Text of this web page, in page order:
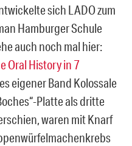
sich LADO zum
Hamburger Schule
auch noch mal hier:
Oral History in 7
eigener Band Kolossale
Platte als dritte
waren mit Knarf